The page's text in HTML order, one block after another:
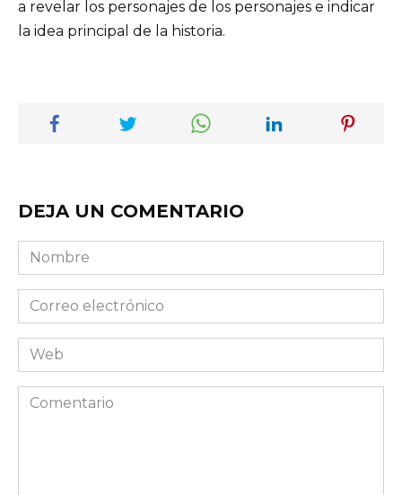
a revelar los personajes de los personajes e indicar
la idea principal de la historia.
DEJA UN COMENTARIO
Nombre
Correo
electrónico
Web
Comentario